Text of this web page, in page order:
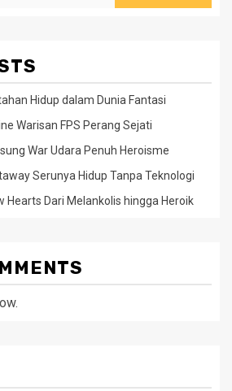
Hidup dalam Dunia Fantasi
Warisan FPS Perang Sejati
War Udara Penuh Heroisme
Serunya Hidup Tanpa Teknologi
Hearts Dari Melankolis hingga Heroik